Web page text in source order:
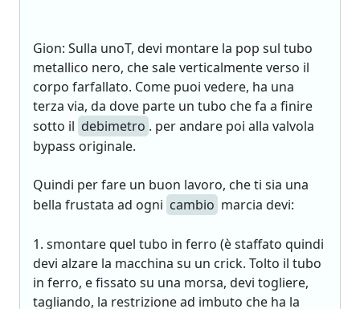
Gion: Sulla unoT, devi montare la pop sul tubo
metallico nero, che sale verticalmente verso il
corpo farfallato. Come puoi vedere, ha una
terza via, da dove parte un tubo che fa a finire
sotto il debimetro . per andare poi alla valvola
bypass originale.
Quindi per fare un buon lavoro, che ti sia una
bella frustata ad ogni cambio marcia devi:
1. smontare quel tubo in ferro (è staffato quindi
devi alzare la macchina su un crick. Tolto il tubo
in ferro, e fissato su una morsa, devi togliere,
tagliando, la restrizione ad imbuto che ha la